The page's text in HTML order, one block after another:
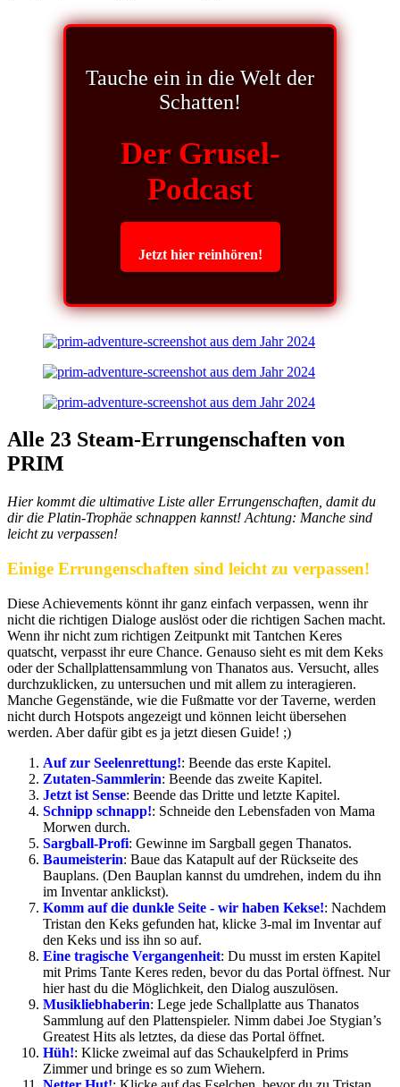
Tauche ein in die Welt der
Schatten!
Der Grusel-
Podcast
Jetzt hier reinhören!
Alle 23 Steam-Errungenschaften von
PRIM
Hier kommt die ultimative Liste aller Errungenschaften, damit du
dir die Platin-Trophäe schnappen kannst! Achtung: Manche sind
leicht zu verpassen!
Einige Errungenschaften sind leicht zu verpassen!
Diese Achievements könnt ihr ganz einfach verpassen, wenn ihr
nicht die richtigen Dialoge auslöst oder die richtigen Sachen macht.
Wenn ihr nicht zum richtigen Zeitpunkt mit Tantchen Keres
quatscht, verpasst ihr eure Chance. Genauso sieht es mit dem Keks
oder der Schallplattensammlung von Thanatos aus. Versucht, alles
durchzuklicken, zu untersuchen und mit allem zu interagieren.
Manche Gegenstände, wie die Fußmatte vor der Taverne, werden
nicht durch Hotspots angezeigt und können leicht übersehen
werden. Aber dafür gibt es ja jetzt diesen Guide! ;)
Auf zur Seelenrettung!: Beende das erste Kapitel.
Zutaten-Sammlerin: Beende das zweite Kapitel.
Jetzt ist Sense: Beende das Dritte und letzte Kapitel.
Schnipp schnapp!: Schneide den Lebensfaden von Mama
Morwen durch.
Sargball-Profi: Gewinne im Sargball gegen Thanatos.
Baumeisterin: Baue das Katapult auf der Rückseite des
Bauplans. (Den Bauplan kannst du umdrehen, indem du ihn
im Inventar anklickst).
Komm auf die dunkle Seite - wir haben Kekse!: Nachdem
Tristan den Keks gefunden hat, klicke 3-mal im Inventar auf
den Keks und iss ihn so auf.
Eine tragische Vergangenheit: Du musst im ersten Kapitel
mit Prims Tante Keres reden, bevor du das Portal öffnest. Nur
hier hast du die Möglichkeit, den Dialog auszulösen.
Musikliebhaberin: Lege jede Schallplatte aus Thanatos
Sammlung auf den Plattenspieler. Nimm dabei Joe Stygian’s
Greatest Hits als letztes, da diese das Portal öffnet.
Hüh!: Klicke zweimal auf das Schaukelpferd in Prims
Zimmer und bringe es so zum Wiehern.